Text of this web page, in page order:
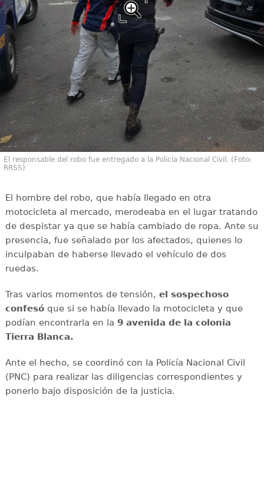
El responsable del robo fue entregado a la Policía Nacional Civil. (Foto:
RRSS)
El hombre del robo, que había llegado en otra
motocicleta al mercado, merodeaba en el lugar tratando
de despistar ya que se había cambiado de ropa. Ante su
presencia, fue señalado por los afectados, quienes lo
inculpaban de haberse llevado el vehículo de dos
ruedas.
Tras varios momentos de tensión, el sospechoso
confesóque si se había llevado la motocicleta y que
podían encontrarla en la 9 avenida de la colonia
Tierra Blanca.
Ante el hecho, se coordinó con la Policía Nacional Civil
(PNC) para realizar las diligencias correspondientes y
ponerlo bajo disposición de la justicia.